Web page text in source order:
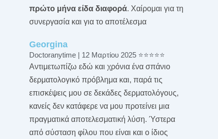
πρώτο μήνα είδα διαφορά. Χαίρομαι για τη
συνεργασία και για το αποτέλεσμα
Georgina
Doctoranytime | 12 Μαρτίου 2025 ⭐⭐⭐⭐⭐
Αντιμετωπίζω εδώ και χρόνια ένα σπάνιο
δερματολογικό πρόβλημα και, παρά τις
επισκέψεις μου σε δεκάδες δερματολόγους,
κανείς δεν κατάφερε να μου προτείνει μια
πραγματικά αποτελεσματική λύση. Ύστερα
από σύσταση φίλου που είναι και ο ίδιος